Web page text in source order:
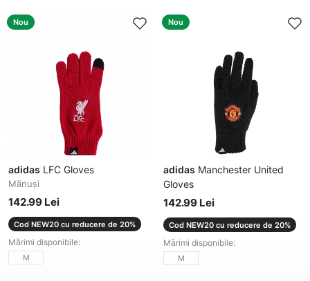
Nou
adidas LFC Gloves
Mănuși
142.99 Lei
Cod NEW20 cu reducere de 20%
Mărimi disponibile:
M
Nou
adidas Manchester United
Gloves
Mănuși
142.99 Lei
Cod NEW20 cu reducere de 20%
Mărimi disponibile:
M